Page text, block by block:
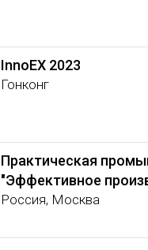
InnoEX 2023
Гонконг
Практическая
"Эффективное
Россия, Москва